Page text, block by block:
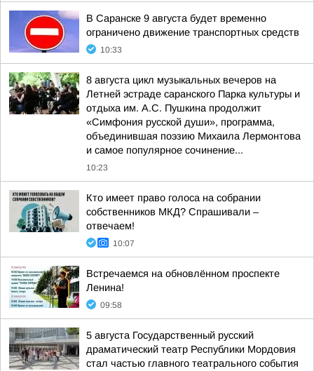
В Саранске 9 августа будет временно
ограничено движение транспортных средств
10:33
8 августа цикл музыкальных вечеров на
Летней эстраде саранского Парка культуры и
отдыха им. А.С. Пушкина продолжит
«Симфония русской души», программа,
объединившая поэзию Михаила Лермонтова
и самое популярное сочинение...
10:23
Кто имеет право голоса на собрании
собственников МКД? Спрашивали –
отвечаем!
10:07
Встречаемся на обновлённом проспекте
Ленина!
09:58
5 августа Государственный русский
драматический театр Республики Мордовия
стал частью главного театрального события